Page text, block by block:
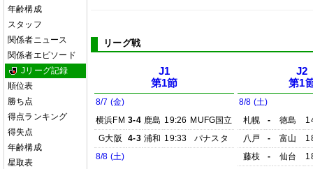
年齢構成
スタッフ
関係者ニュース
関係者エピソード
Jリーグ記録
順位表
勝ち点
得点ランキング
得失点
年齢構成
星取表
リーグ戦
J1
第1節
8/7 (金)
横浜FM 3-4 鹿島 19:26 MUFG国立
G大阪
4-3 浦和 19:33
パナスタ
8/8 (土)
J2
第1
8/8 (土)
札幌
- 徳島
八戸
- 富山
藤枝
- 仙台